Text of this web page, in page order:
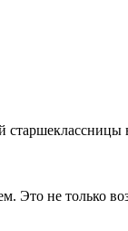
не только